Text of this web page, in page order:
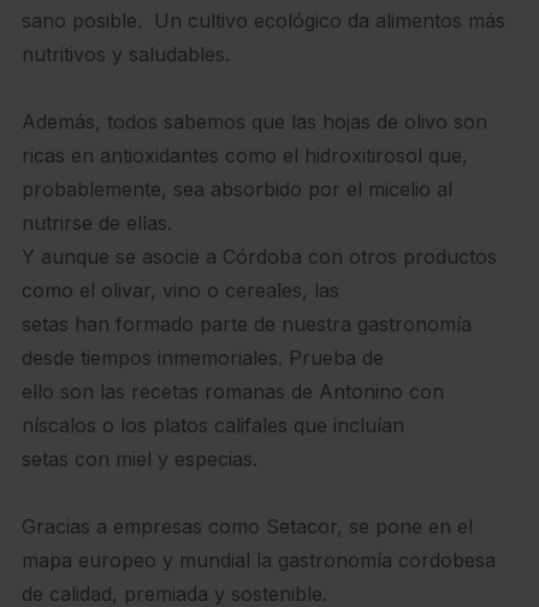
sano posible. Un cultivo ecológico da alimentos más
nutritivos y saludables.
Además, todos sabemos que las hojas de olivo son
ricas en antioxidantes como el hidroxitirosol que,
probablemente, sea absorbido por el micelio al
nutrirse de ellas.
Y aunque se asocie a Córdoba con otros productos
como el olivar, vino o cereales, las
setas han formado parte de nuestra gastronomía
desde tiempos inmemoriales. Prueba de
ello son las recetas romanas de Antonino con
níscalos o los platos califales que incluían
setas con miel y especias.
Gracias a empresas como Setacor, se pone en el
mapa europeo y mundial la gastronomía cordobesa
de calidad, premiada y sostenible.